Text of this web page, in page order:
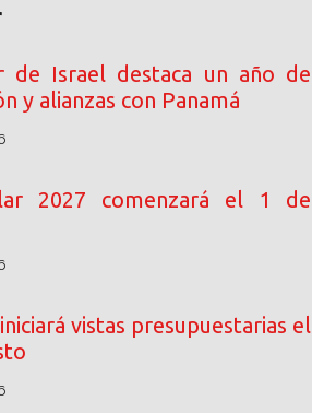
de Israel destaca un año de
y alianzas con Panamá
2027 comenzará el 1 de
vistas presupuestarias el